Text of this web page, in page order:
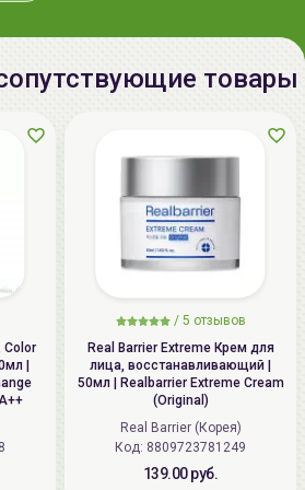
товары
Color
|
/ 5 отзывов
Real Barrier Extreme Крем для
лица, восстанавливающий |
50мл | Realbarrier Extreme Cream
(Original)
Real Barrier (Корея)
Код: 8809723781249
139.00 руб.